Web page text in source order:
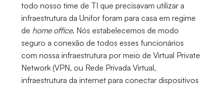
todo nosso time de TI que precisavam utilizar a
infraestrutura da Unifor foram para casa em regime
de home office. Nós estabelecemos de modo
seguro a conexão de todos esses funcionários
com nossa infraestrutura por meio de Virtual Private
Network (VPN, ou Rede Privada Virtual,
infraestrutura da internet para conectar dispositivos